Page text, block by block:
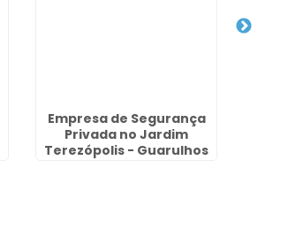
Empresa de Segurança
Privada no Jardim
Terezópolis - Guarulhos